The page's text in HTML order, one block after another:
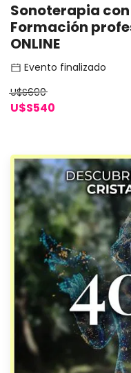
Sonoterapia
Formación
ONLINE
Evento finalizado
U$S690
U$S540